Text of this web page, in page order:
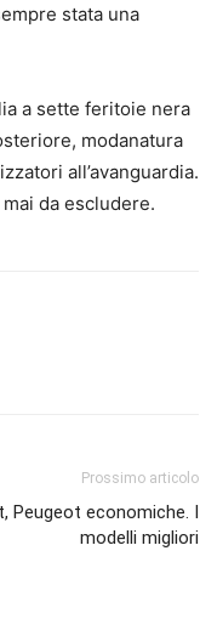
stata una
a sette feritoie nera
modanatura
all’avanguardia.
da escludere.
Prossimo articolo
Peugeot economiche. I
modelli migliori